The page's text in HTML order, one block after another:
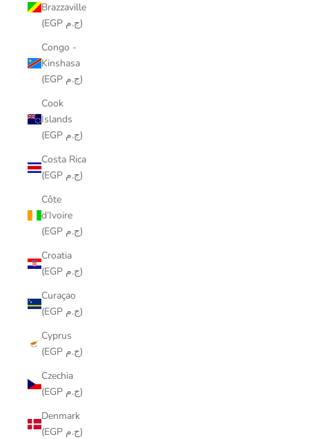
Brazzaville
(EGP ج.م)
Congo -
Kinshasa
(EGP ج.م)
Cook
Islands
(EGP ج.م)
Costa Rica
(EGP ج.م)
Côte
d’Ivoire
(EGP ج.م)
Croatia
(EGP ج.م)
Curaçao
(EGP ج.م)
Cyprus
(EGP ج.م)
Czechia
(EGP ج.م)
Denmark
(EGP ج.م)